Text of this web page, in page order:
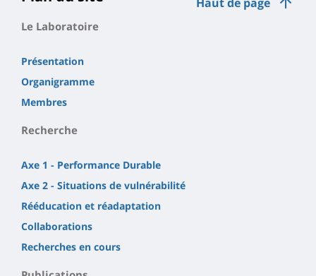
Le Laboratoire
Présentation
Organigramme
Membres
Recherche
Axe 1 - Performance Durable
Axe 2 - Situations de vulnérabilité
Rééducation et réadaptation
Collaborations
Recherches en cours